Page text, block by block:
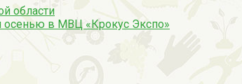
области
осенью в МВЦ «Крокус Экспо»